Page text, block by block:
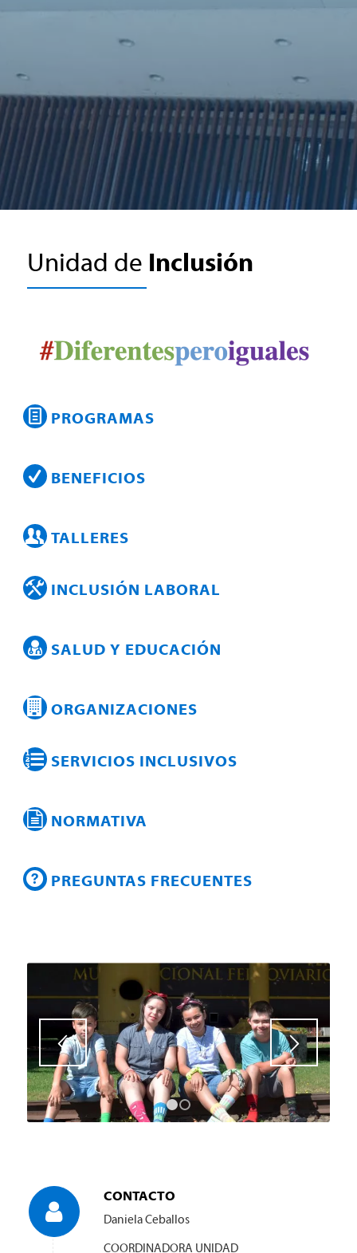
Unidad de Inclusión
PROGRAMAS
BENEFICIOS
TALLERES
INCLUSIÓN LABORAL
SALUD Y EDUCACIÓN
ORGANIZACIONES
SERVICIOS INCLUSIVOS
NORMATIVA
PREGUNTAS FRECUENTES
1 2
CONTACTO
Daniela Ceballos
COORDINADORA UNIDAD